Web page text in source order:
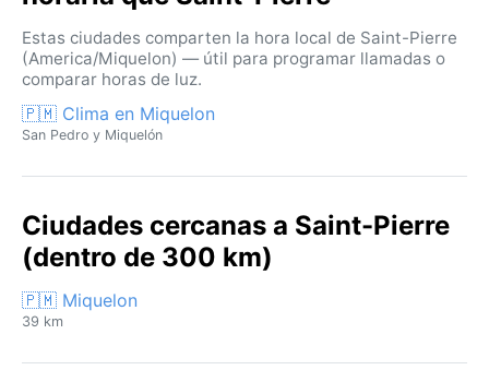
Estas ciudades comparten la hora local de Saint-Pierre
(America/Miquelon) — útil para programar llamadas o
comparar horas de luz.
🇵🇲 Clima en Miquelon
San Pedro y Miquelón
Ciudades cercanas a Saint-Pierre
(dentro de 300 km)
🇵🇲 Miquelon
39 km